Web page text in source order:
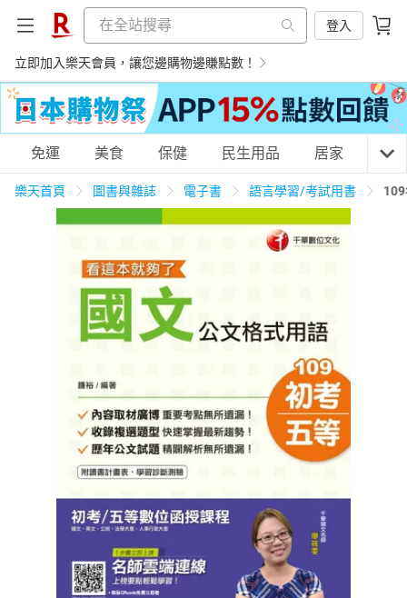
登入
立即加入樂天會員，讓您邊購物邊賺點數！
購物網分類
養生保健 民生用品
3C家電 運動休閒 親子玩具
男裝 化妝保養 情趣用品
日本購物 電子/紙本書
免運 美食 保健 民生用品 居家 3C
樂天首頁 圖書與雜誌 電子書 語言學習/考試用書